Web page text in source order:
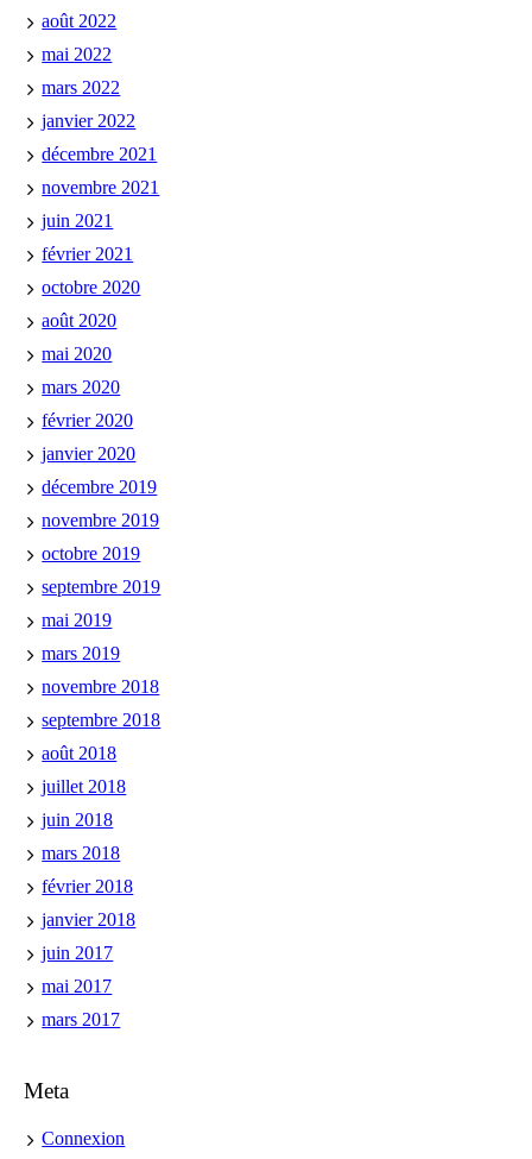
août 2022
mai 2022
mars 2022
janvier 2022
décembre 2021
novembre 2021
juin 2021
février 2021
octobre 2020
août 2020
mai 2020
mars 2020
février 2020
janvier 2020
décembre 2019
novembre 2019
octobre 2019
septembre 2019
mai 2019
mars 2019
novembre 2018
septembre 2018
août 2018
juillet 2018
juin 2018
mars 2018
février 2018
janvier 2018
juin 2017
mai 2017
mars 2017
Meta
Connexion